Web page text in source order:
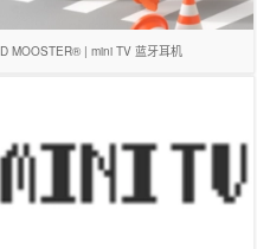
D MOOSTER® | mini TV 蓝牙耳机